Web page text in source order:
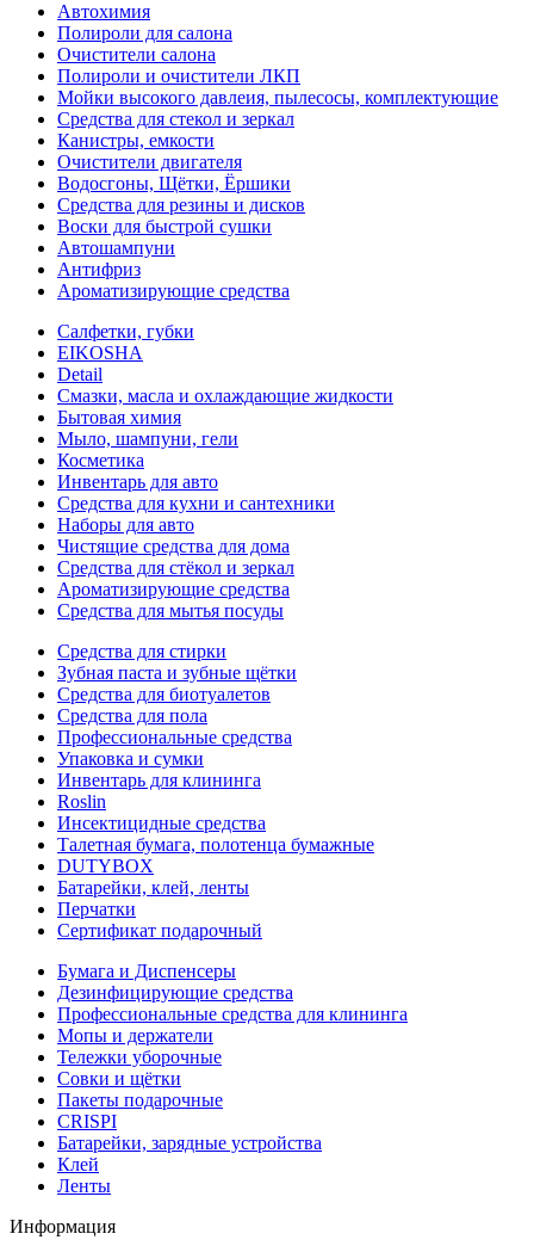
Автохимия
Полироли для салона
Очистители салона
Полироли и очистители ЛКП
Мойки высокого давлеия, пылесосы, комплектующие
Средства для стекол и зеркал
Канистры, емкости
Очистители двигателя
Водосгоны, Щётки, Ёршики
Средства для резины и дисков
Воски для быстрой сушки
Автошампуни
Антифриз
Ароматизирующие средства
Салфетки, губки
EIKOSHA
Detail
Смазки, масла и охлаждающие жидкости
Бытовая химия
Мыло, шампуни, гели
Косметика
Инвентарь для авто
Средства для кухни и сантехники
Наборы для авто
Чистящие средства для дома
Средства для стёкол и зеркал
Ароматизирующие средства
Средства для мытья посуды
Средства для стирки
Зубная паста и зубные щётки
Средства для биотуалетов
Средства для пола
Профессиональные средства
Упаковка и сумки
Инвентарь для клининга
Roslin
Инсектицидные средства
Талетная бумага, полотенца бумажные
DUTYBOX
Батарейки, клей, ленты
Перчатки
Сертификат подарочный
Бумага и Диспенсеры
Дезинфицирующие средства
Профессиональные средства для клининга
Мопы и держатели
Тележки уборочные
Совки и щётки
Пакеты подарочные
CRISPI
Батарейки, зарядные устройства
Клей
Ленты
Информация